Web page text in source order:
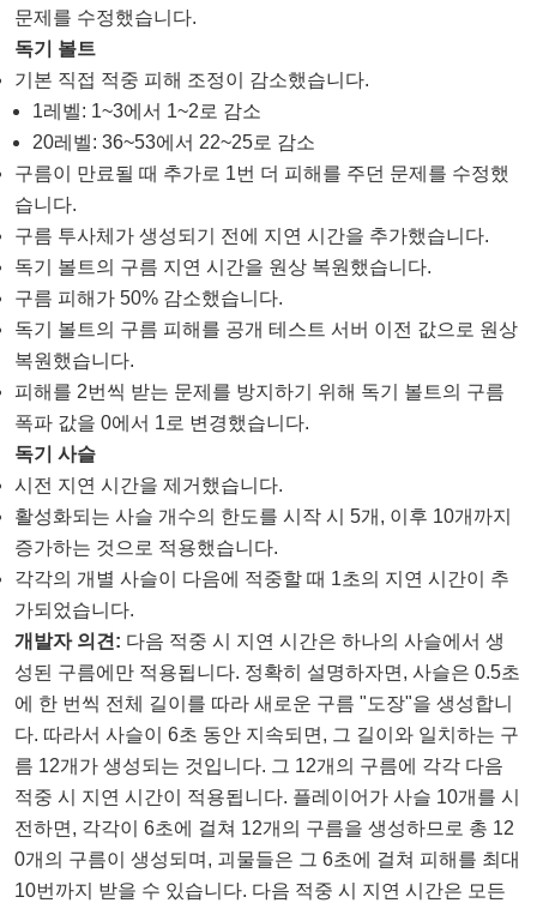
문제를 수정했습니다.
독기 볼트
기본 직접 적중 피해 조정이 감소했습니다.
1레벨: 1~3에서 1~2로 감소
20레벨: 36~53에서 22~25로 감소
구름이 만료될 때 추가로 1번 더 피해를 주던 문제를 수정했
습니다.
구름 투사체가 생성되기 전에 지연 시간을 추가했습니다.
독기 볼트의 구름 지연 시간을 원상 복원했습니다.
구름 피해가 50% 감소했습니다.
독기 볼트의 구름 피해를 공개 테스트 서버 이전 값으로 원상
복원했습니다.
피해를 2번씩 받는 문제를 방지하기 위해 독기 볼트의 구름
폭파 값을 0에서 1로 변경했습니다.
독기 사슬
시전 지연 시간을 제거했습니다.
활성화되는 사슬 개수의 한도를 시작 시 5개, 이후 10개까지
증가하는 것으로 적용했습니다.
각각의 개별 사슬이 다음에 적중할 때 1초의 지연 시간이 추
가되었습니다.
개발자 의견: 다음 적중 시 지연 시간은 하나의 사슬에서 생
성된 구름에만 적용됩니다. 정확히 설명하자면, 사슬은 0.5초
에 한 번씩 전체 길이를 따라 새로운 구름 "도장"을 생성합니
다. 따라서 사슬이 6초 동안 지속되면, 그 길이와 일치하는 구
름 12개가 생성되는 것입니다. 그 12개의 구름에 각각 다음
적중 시 지연 시간이 적용됩니다. 플레이어가 사슬 10개를 시
전하면, 각각이 6초에 걸쳐 12개의 구름을 생성하므로 총 12
0개의 구름이 생성되며, 괴물들은 그 6초에 걸쳐 피해를 최대
10번까지 받을 수 있습니다. 다음 적중 시 지연 시간은 모든